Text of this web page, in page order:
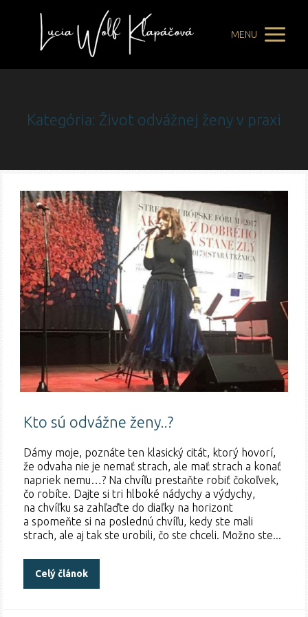
MENU
Kategória: Život odvážnej ženy v praxi
Kto sú odvážne ženy..?
Dámy moje, poznáte ten klasický citát, ktorý hovorí,
že odvaha nie je nemať strach, ale mať strach a konať
napriek nemu…? Na chvíľu prestaňte robiť čokoľvek,
čo robíte. Dajte si tri hlboké nádychy a výdychy,
na chvíľku sa zahľaďte do diaľky na horizont
a spomeňte si na poslednú chvíľu, kedy ste mali
strach, ale aj tak ste urobili, čo ste chceli. Možno ste...
Celý článok